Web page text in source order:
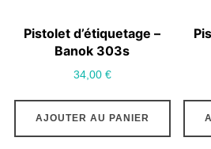
Pistolet d’étiquetage –
Banok 303s
34,00 €
AJOUTER AU PANIER